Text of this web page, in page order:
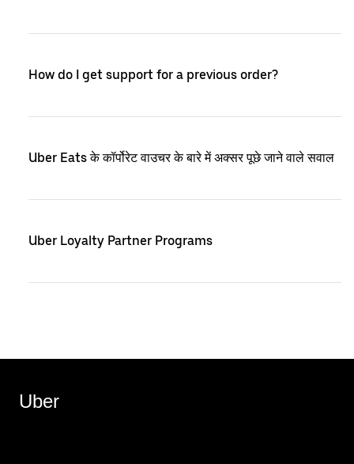
How do I get support for a previous order?
Uber Eats के कॉर्पोरेट वाउचर के बारे में अक्सर पूछे जाने वाले सवाल
Uber Loyalty Partner Programs
Uber